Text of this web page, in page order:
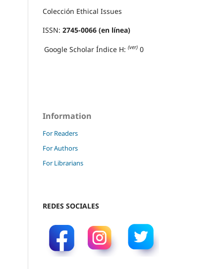
Colección Ethical Issues
ISSN: 2745-0066 (en línea)
Google Scholar Índice H: (ver) 0
Information
For Readers
For Authors
For Librarians
REDES SOCIALES